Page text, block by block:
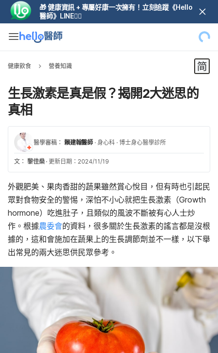
🎁 健康資訊 + 專屬好康一次擁有！立刻追蹤《Hello
醫師》LINE👆🏼
健康飲食 營養知識
生長激素是真是假？揭開2大迷思的
真相
醫學審稿： 賴建翰醫師 · 身心科 · 博士身心醫學診所
文： 黎佳燊 · 更新日期：2024/11/19
外觀肥美、果肉香甜的蔬果雖然賞心悅目，但有時也引起民
眾對食物安全的警惕，深怕不小心就把生長激素（Growth
hormone）吃進肚子，且類似的風波不斷被有心人士炒
作。根據農委會的資料，很多關於生長激素的謠言都是沒根
據的，這和會施加在蔬果上的生長調節劑並不一樣，以下舉
出常見的兩大迷思供民眾參考。